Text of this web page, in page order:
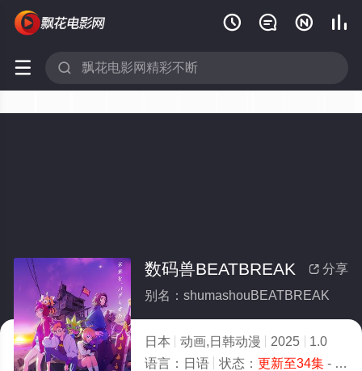
   
 
 分享
数码兽BEATBREAK
别名：shumashouBEATBREAK
日本 动画,日韩动漫 2025
1.0
语言： 日语 状态： 更新至34集- 免费在线观看